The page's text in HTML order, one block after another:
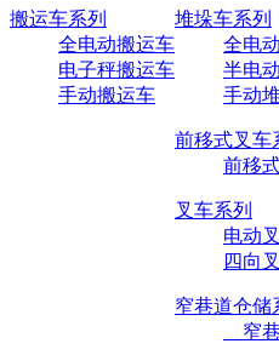
搬运车系列
全电动搬运车
电子秤搬运车
手动搬运车
堆垛车系列
全电
半电
手动
前移式叉车
前移
叉车系列
电动
四向
窄巷道仓储
窄